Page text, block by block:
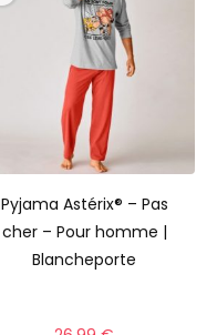
Pyjama Astérix® – Pas
cher – Pour homme |
Blancheporte